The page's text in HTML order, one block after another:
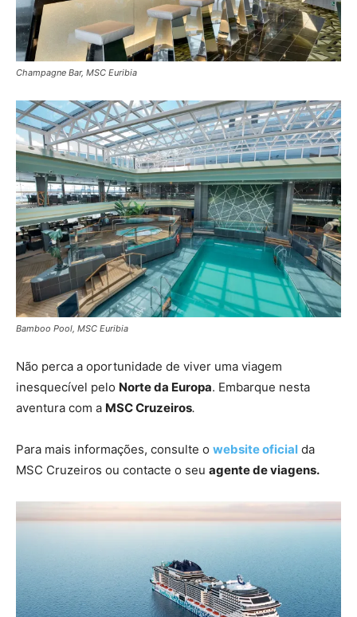
Champagne Bar, MSC Euribia
Bamboo Pool, MSC Euribia
Não perca a oportunidade de viver uma viagem
inesquecível pelo Norte da Europa. Embarque nesta
aventura com a MSC Cruzeiros.
Para mais informações, consulte o website oficial da
MSC Cruzeiros ou contacte o seu agente de viagens.